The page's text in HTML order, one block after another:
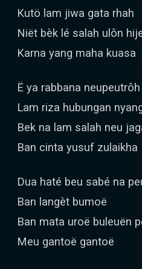
Kutö lam jiwa gata rhah
Niët bèk lé salah ulôn
Karna yang maha kuasa
Ë ya rabbana
Lam riza hubungan
Bek na lam salah neu
Ban cinta yusuf zulaikha
Dua haté beu sabé na
Ban langèt bumoë
Ban mata uroë buleuën
Meu gantoë gantoë